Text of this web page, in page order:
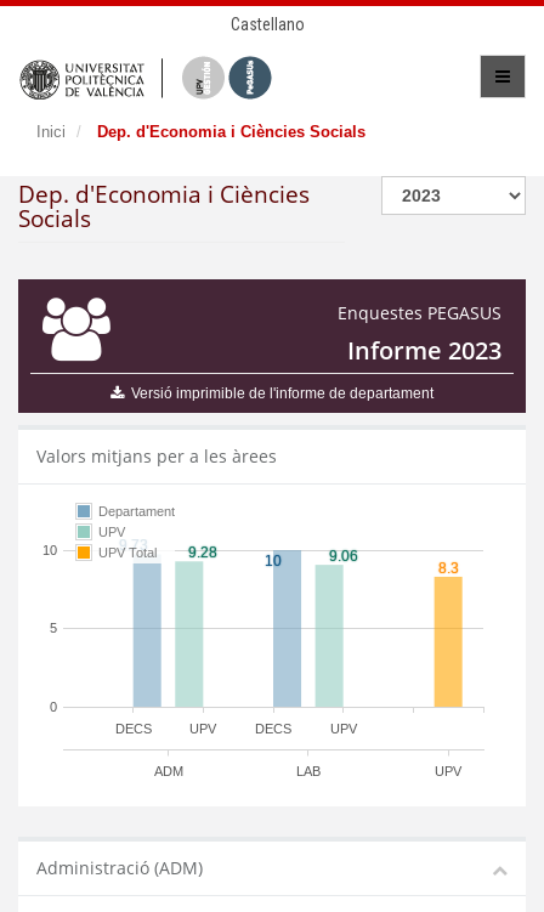
Castellano
Inici Dep. d'Economia i Ciències Socials
Dep. d'Economia i Ciències
Socials
Enquestes PEGASUS
Informe 2023
Versió imprimible de l'informe de departament
Valors mitjans per a les àrees
DECS DECS
UPV UPV
ADM LAB UPV
0
5
10
Departament
UPV
UPV Total
Administració (ADM)